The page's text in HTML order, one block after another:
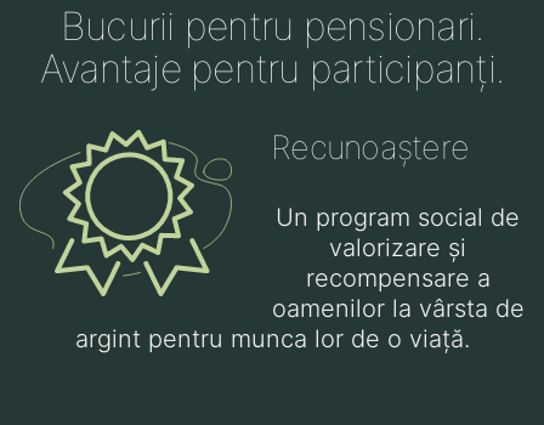
Bucurii pentru pensionari.
Avantaje pentru participanți.
Recunoaștere
Un program social de
valorizare și
recompensare a
oamenilor la vârsta de
argint pentru munca lor de o viață.